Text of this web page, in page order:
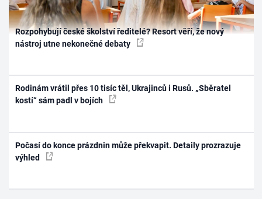
Rozpohybují české školství ředitelé? Resort věří, že nový
nástroj utne nekonečné debaty
Rodinám vrátil přes 10 tisíc těl, Ukrajinců i Rusů. „Sběratel
kostí“ sám padl v bojích
Počasí do konce prázdnin může překvapit. Detaily prozrazuje
výhled